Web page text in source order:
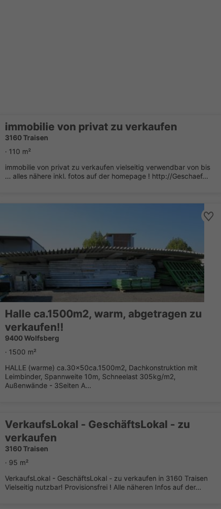
immobilie von privat zu verkaufen
3160 Traisen
· 110 m²
immobilie von privat zu verkaufen vielseitig verwendbar von bis
... alles nähere inkl. fotos auf der homepage ! http://Geschaef...
Halle ca.1500m2, warm, abgetragen zu
verkaufen!!
9400 Wolfsberg
· 1500 m²
HALLE (warme) ca.30x50ca.1500m2, Dachkonstruktion mit
Leimbinder, Spannweite 10m, Schneelast 305kg/m2,
Außenwände - 3Seiten A...
VerkaufsLokal - GeschäftsLokal - zu
verkaufen
3160 Traisen
· 95 m²
VerkaufsLokal - GeschäftsLokal - zu verkaufen in 3160 Traisen
Vielseitig nutzbar! Provisionsfrei ! Alle näheren Infos auf der...